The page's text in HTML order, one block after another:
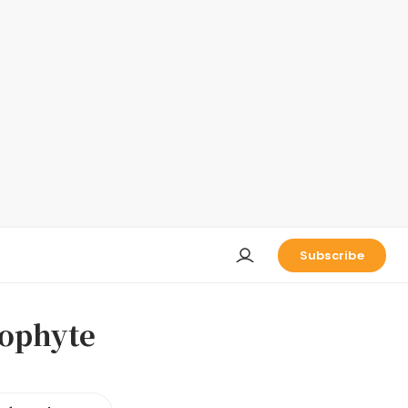
Subscribe